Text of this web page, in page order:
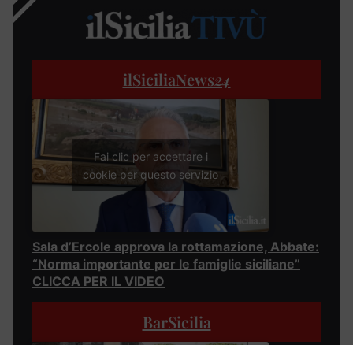
ilSiciliaNews24
Fai clic per accettare i
cookie per questo servizio
Sala d’Ercole approva la rottamazione, Abbate:
“Norma importante per le famiglie siciliane”
CLICCA PER IL VIDEO
BarSicilia